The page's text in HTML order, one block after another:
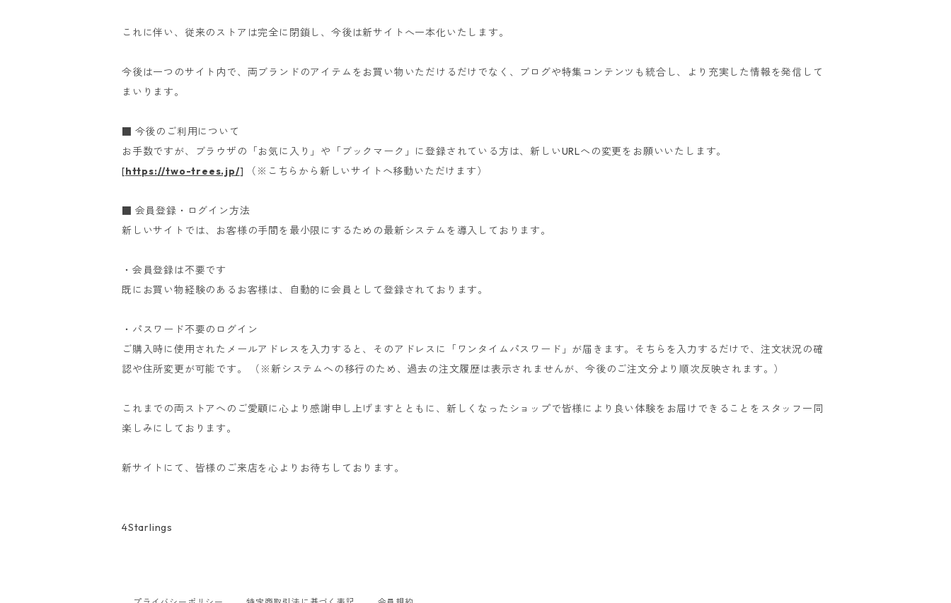
これに伴い、従来のストアは完全に閉鎖し、今後は新サイトへ一本化いたします。
今後は一つのサイト内で、両ブランドのアイテムをお買い物いただけるだけでなく、ブログや特集コンテンツも統合し、より充実した情報を発信して
まいります。
■ 今後のご利用について
お手数ですが、ブラウザの「お気に入り」や「ブックマーク」に登録されている方は、新しいURLへの変更をお願いいたします。
[https://two-trees.jp/] （※こちらから新しいサイトへ移動いただけます）
■ 会員登録・ログイン方法
新しいサイトでは、お客様の手間を最小限にするための最新システムを導入しております。
・会員登録は不要です
既にお買い物経験のあるお客様は、自動的に会員として登録されております。
・パスワード不要のログイン
ご購入時に使用されたメールアドレスを入力すると、そのアドレスに「ワンタイムパスワード」が届きます。そちらを入力するだけで、注文状況の確
認や住所変更が可能です。 （※新システムへの移行のため、過去の注文履歴は表示されませんが、今後のご注文分より順次反映されます。）
これまでの両ストアへのご愛顧に心より感謝申し上げますとともに、新しくなったショップで皆様により良い体験をお届けできることをスタッフ一同
楽しみにしております。
新サイトにて、皆様のご来店を心よりお待ちしております。
4Starlings